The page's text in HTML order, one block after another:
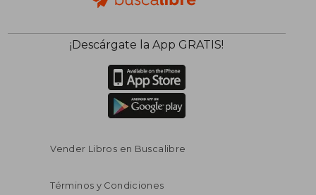
¡Descárgate la App GRATIS!
Vender Libros en Buscalibre
Términos y Condiciones